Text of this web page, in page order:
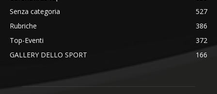
Senza categoria
527
Rubriche
386
Top-Eventi
372
GALLERY DELLO SPORT
166